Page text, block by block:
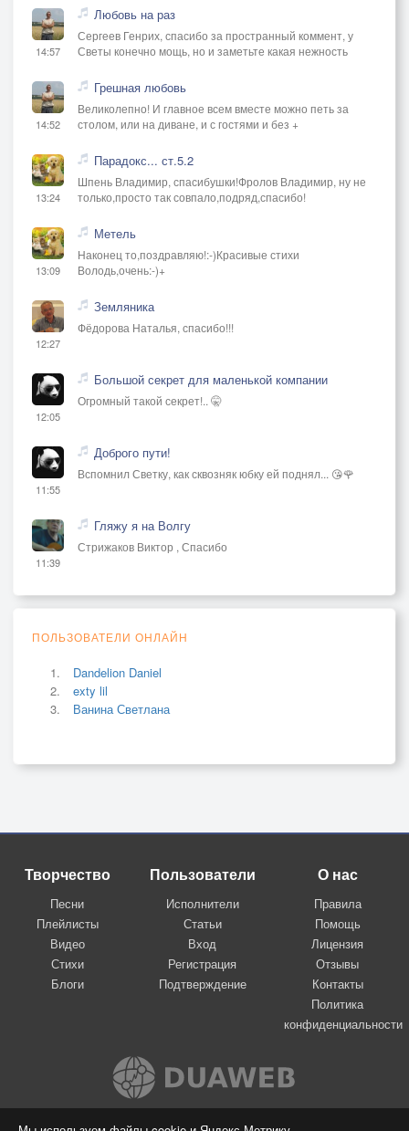
14:57
Любовь на раз
Сергеев Генрих, спасибо за пространный коммент, у
Светы конечно мощь, но и заметьте какая нежность
14:52
Грешная любовь
Великолепно! И главное всем вместе можно петь за
столом, или на диване, и с гостями и без +
13:24
Парадокс... ст.5.2
Шпень Владимир, спасибушки!Фролов Владимир, ну не
только,просто так совпало,подряд,спасибо!
13:09
Метель
Наконец то,поздравляю!:-)Красивые стихи
Володь,очень:-)+
12:27
Земляника
Фёдорова Наталья, спасибо!!!
12:05
Большой секрет для маленькой компании
Огромный такой секрет!.. 🤫
11:55
Доброго пути!
Вспомнил Светку, как сквозняк юбку ей поднял... 😘🌹
11:39
Гляжу я на Волгу
Стрижаков Виктор , Спасибо
ПОЛЬЗОВАТЕЛИ ОНЛАЙН
Dandelion Daniel
exty lil
Ванина Светлана
Творчество
Песни
Плейлисты
Видео
Стихи
Блоги
Пользователи
Исполнители
Статьи
Вход
Регистрация
Подтверждение
О нас
Правила
Помощь
Лицензия
Отзывы
Контакты
Политика
конфиденциальности
Вконтакте